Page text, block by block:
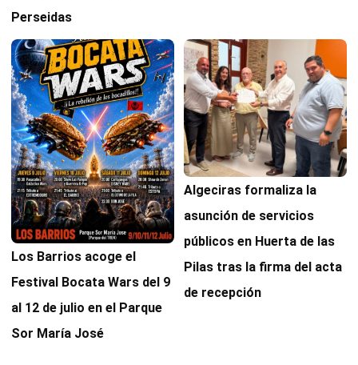
Perseidas
Los Barrios acoge el
Festival Bocata Wars del 9
al 12 de julio en el Parque
Sor María José
Algeciras formaliza la
asunción de servicios
públicos en Huerta de las
Pilas tras la firma del acta
de recepción